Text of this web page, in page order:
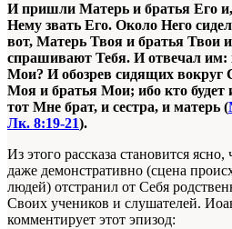
И пришли Матерь и братья Его
Нему звать Его. Около Него
вот, Матерь Твоя и братья Твои
спрашивают Тебя. И отвечал
Мои? И обозрев сидящих вокруг
Моя и братья Мои; ибо кто
тот Мне брат, и сестра, и матерь (
Лк. 8:19-21).
Из этого рассказа становится
даже демонстративно (сцена
людей) отстранил от Себя
Своих учеников и слушателей.
комментирует этот эпизод: